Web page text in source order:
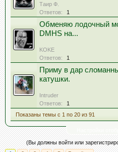
Таир Ф.
Ответов:
1
Обменяю лодочный
DMHS на...
KOKE
Ответов:
1
Приму в дар
катушки.
Intruder
Ответов:
1
Показаны темы с 1 по 20 из 91
(Вы должны войти или